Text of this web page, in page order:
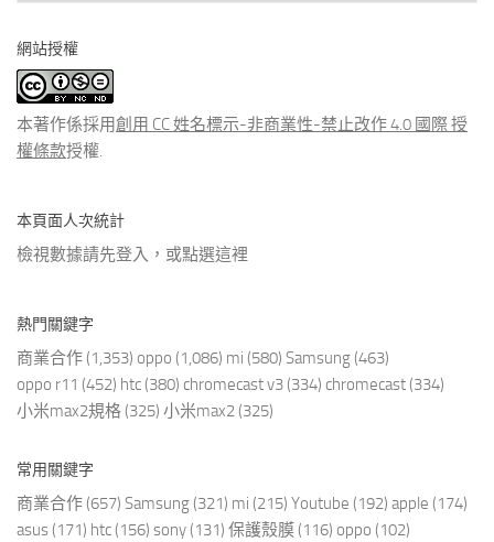
類
文
章
網站授權
本著作係採用創用 CC 姓名標示-非商業性-禁止改作 4.0 國際 授
權條款授權.
本頁面人次統計
檢視數據請先登入，或點選這裡
熱門關鍵字
商業合作 (1,353) oppo (1,086) mi (580) Samsung (463)
oppo r11 (452) htc (380) chromecast v3 (334) chromecast (334)
小米max2規格 (325) 小米max2 (325)
常用關鍵字
商業合作 (657) Samsung (321) mi (215) Youtube (192) apple (174)
asus (171) htc (156) sony (131) 保護殼膜 (116) oppo (102)